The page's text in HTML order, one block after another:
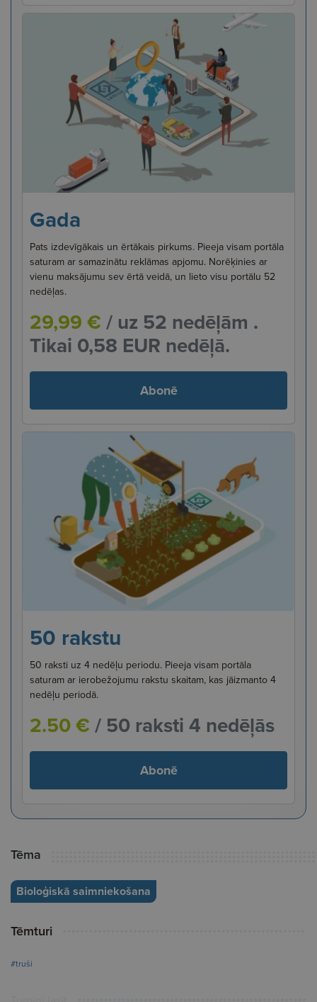
Gada
Pats izdevīgākais un ērtākais pirkums. Pieeja visam portāla
saturam ar samazinātu reklāmas apjomu. Norēķinies ar
vienu maksājumu sev ērtā veidā, un lieto visu portālu 52
nedēļas.
29,99 €/ uz 52 nedēļām .
Tikai 0,58 EUR nedēļā.
Abonē
50 rakstu
50 raksti uz 4 nedēļu periodu. Pieeja visam portāla
saturam ar ierobežojumu rakstu skaitam, kas jāizmanto 4
nedēļu periodā.
2.50 €/ 50 raksti 4 nedēļās
Abonē
Tēma
Bioloģiskā saimniekošana
Tēmturi
#truši